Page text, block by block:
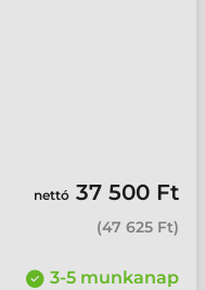
nettó 37 500 Ft
(47 625 Ft)
3-5 munkanap